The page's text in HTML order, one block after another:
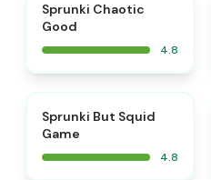
Sprunki Chaotic
Good
4.8
Sprunki But Squid
Game
4.8